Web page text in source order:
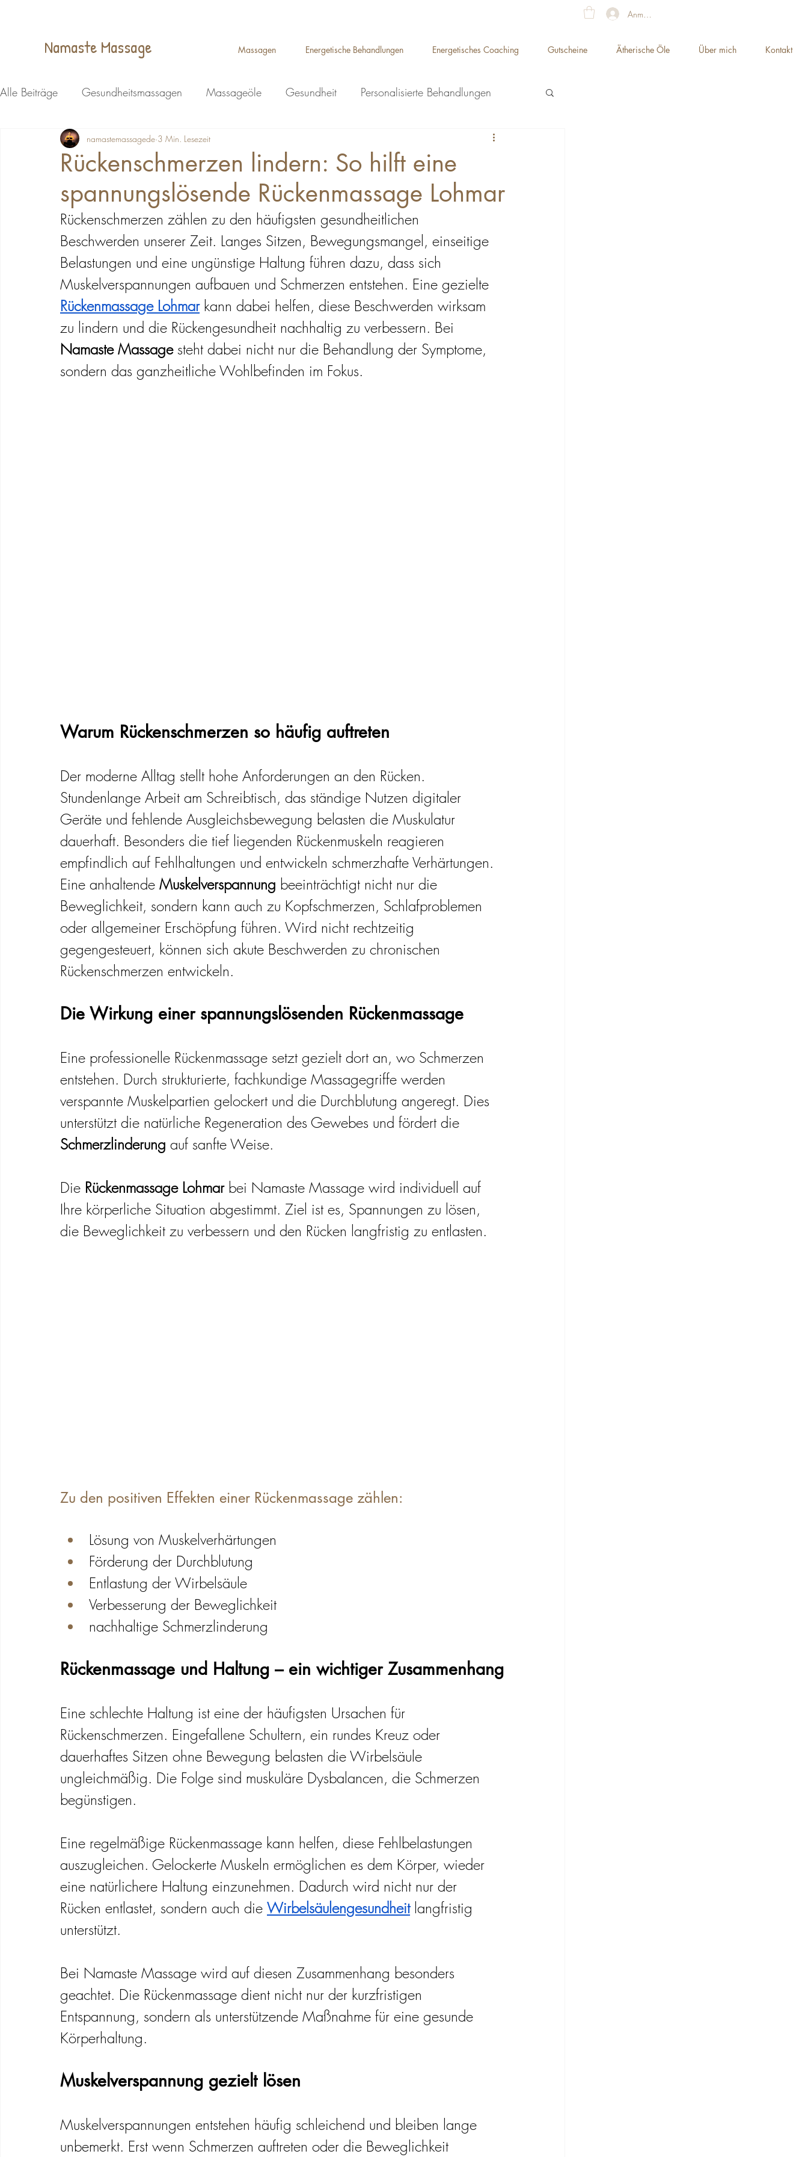
Anmelden
Namaste Massage Massagen Energetische Behandlungen Energetisches Coaching Gutscheine Ätherische Öle Über mich Kontakt
Alle Beiträge Gesundheitsmassagen Massageöle Gesundheit Personalisierte Behandlungen
Wellness Ganzheitliche Massage
Energiemassage Lohmar Energiemassage Lohmar Breuss Massage Lohmar
Reflexzonenmassage Lohmar Massagen Fußreflexzonenmassage Lohmar
Schwangerschaft Wellness Massage
Rückenschmerzen lindern: So hilft eine
spannungslösende Rückenmassage Lohmar
namastemassagede 3 Min. Lesezeit
Rückenschmerzen zählen zu den häufigsten gesundheitlichen
Beschwerden unserer Zeit. Langes Sitzen, Bewegungsmangel, einseitige
Belastungen und eine ungünstige Haltung führen dazu, dass sich
Muskelverspannungen aufbauen und Schmerzen entstehen. Eine gezielte
Rückenmassage Lohmar kann dabei helfen, diese Beschwerden wirksam
zu lindern und die Rückengesundheit nachhaltig zu verbessern. Bei
Namaste Massage steht dabei nicht nur die Behandlung der Symptome,
sondern das ganzheitliche Wohlbefinden im Fokus.
Warum Rückenschmerzen so häufig auftreten
Der moderne Alltag stellt hohe Anforderungen an den Rücken.
Stundenlange Arbeit am Schreibtisch, das ständige Nutzen digitaler
Geräte und fehlende Ausgleichsbewegung belasten die Muskulatur
dauerhaft. Besonders die tief liegenden Rückenmuskeln reagieren
empfindlich auf Fehlhaltungen und entwickeln schmerzhafte Verhärtungen.
Eine anhaltende Muskelverspannung beeinträchtigt nicht nur die
Beweglichkeit, sondern kann auch zu Kopfschmerzen, Schlafproblemen
oder allgemeiner Erschöpfung führen. Wird nicht rechtzeitig
gegengesteuert, können sich akute Beschwerden zu chronischen
Rückenschmerzen entwickeln.
Die Wirkung einer spannungslösenden Rückenmassage
Eine professionelle Rückenmassage setzt gezielt dort an, wo Schmerzen
entstehen. Durch strukturierte, fachkundige Massagegriffe werden
verspannte Muskelpartien gelockert und die Durchblutung angeregt. Dies
unterstützt die natürliche Regeneration des Gewebes und fördert die
Schmerzlinderung auf sanfte Weise.
Die Rückenmassage Lohmar bei Namaste Massage wird individuell auf
Ihre körperliche Situation abgestimmt. Ziel ist es, Spannungen zu lösen,
die Beweglichkeit zu verbessern und den Rücken langfristig zu entlasten.
Zu den positiven Effekten einer Rückenmassage zählen:
Lösung von Muskelverhärtungen
Förderung der Durchblutung
Entlastung der Wirbelsäule
Verbesserung der Beweglichkeit
nachhaltige Schmerzlinderung
Rückenmassage und Haltung – ein wichtiger Zusammenhang
Eine schlechte Haltung ist eine der häufigsten Ursachen für
Rückenschmerzen. Eingefallene Schultern, ein rundes Kreuz oder
dauerhaftes Sitzen ohne Bewegung belasten die Wirbelsäule
ungleichmäßig. Die Folge sind muskuläre Dysbalancen, die Schmerzen
begünstigen.
Eine regelmäßige Rückenmassage kann helfen, diese Fehlbelastungen
auszugleichen. Gelockerte Muskeln ermöglichen es dem Körper, wieder
eine natürlichere Haltung einzunehmen. Dadurch wird nicht nur der
Rücken entlastet, sondern auch die Wirbelsäulengesundheit langfristig
unterstützt.
Bei Namaste Massage wird auf diesen Zusammenhang besonders
geachtet. Die Rückenmassage dient nicht nur der kurzfristigen
Entspannung, sondern als unterstützende Maßnahme für eine gesunde
Körperhaltung.
Muskelverspannung gezielt lösen
Muskelverspannungen entstehen häufig schleichend und bleiben lange
unbemerkt. Erst wenn Schmerzen auftreten oder die Beweglichkeit